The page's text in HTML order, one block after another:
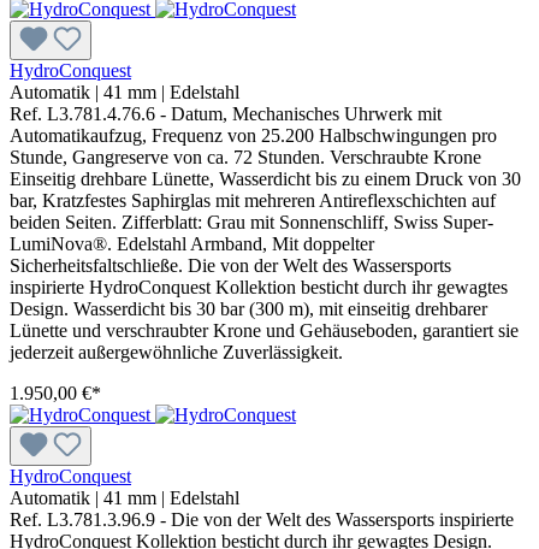
HydroConquest
Automatik | 41 mm | Edelstahl
Ref. L3.781.4.76.6 - Datum, Mechanisches Uhrwerk mit
Automatikaufzug, Frequenz von 25.200 Halbschwingungen pro
Stunde, Gangreserve von ca. 72 Stunden. Verschraubte Krone
Einseitig drehbare Lünette, Wasserdicht bis zu einem Druck von 30
bar, Kratzfestes Saphirglas mit mehreren Antireflexschichten auf
beiden Seiten. Zifferblatt: Grau mit Sonnenschliff, Swiss Super-
LumiNova®. Edelstahl Armband, Mit doppelter
Sicherheitsfaltschließe. Die von der Welt des Wassersports
inspirierte HydroConquest Kollektion besticht durch ihr gewagtes
Design. Wasserdicht bis 30 bar (300 m), mit einseitig drehbarer
Lünette und verschraubter Krone und Gehäuseboden, garantiert sie
jederzeit außergewöhnliche Zuverlässigkeit.
1.950,00 €*
HydroConquest
Automatik | 41 mm | Edelstahl
Ref. L3.781.3.96.9 - Die von der Welt des Wassersports inspirierte
HydroConquest Kollektion besticht durch ihr gewagtes Design.